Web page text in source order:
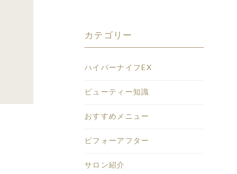
カテゴリー
ハイパーナイフEX
ビューティー知識
おすすめメニュー
ビフォーアフター
サロン紹介